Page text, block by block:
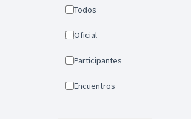
Todos
Oficial
Participantes
Encuentros